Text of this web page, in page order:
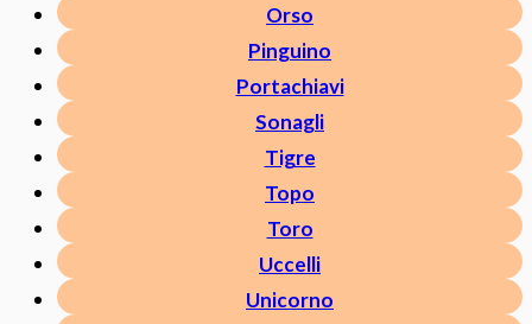
Orso
Pinguino
Portachiavi
Sonagli
Tigre
Topo
Toro
Uccelli
Unicorno